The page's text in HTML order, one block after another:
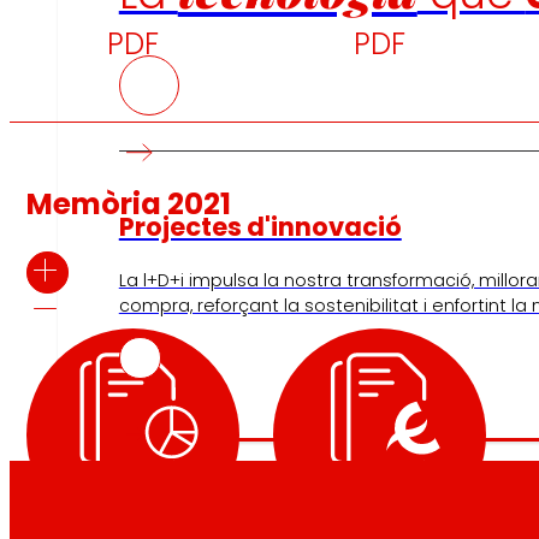
Projectes d'innovació
La l+D+i impulsa la nostra transformació,
compra, reforçant la sostenibilitat i enfortint la
PDF
PDF
Memòria 2021